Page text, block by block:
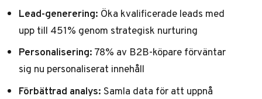
Lead-generering: Öka kvalificerade leads med
upp till 451% genom strategisk nurturing
Personalisering:78% av B2B-köpare förväntar
sig nu personaliserat innehåll
Förbättrad analys:Samla data för att uppnå